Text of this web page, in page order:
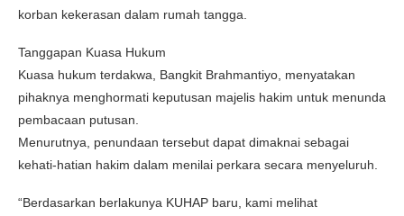
korban kekerasan dalam rumah tangga.
Tanggapan Kuasa Hukum
Kuasa hukum terdakwa, Bangkit Brahmantiyo, menyatakan
pihaknya menghormati keputusan majelis hakim untuk menunda
pembacaan putusan.
Menurutnya, penundaan tersebut dapat dimaknai sebagai
kehati-hatian hakim dalam menilai perkara secara menyeluruh.
“Berdasarkan berlakunya KUHAP baru, kami melihat